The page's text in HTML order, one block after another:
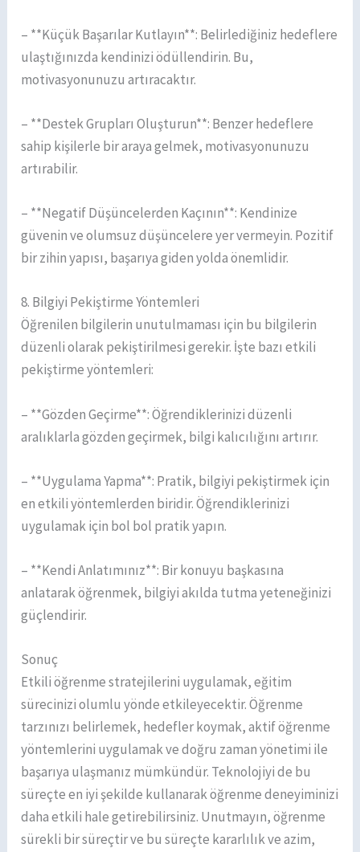
– **Küçük Başarılar Kutlayın**: Belirlediğiniz hedeflere
ulaştığınızda kendinizi ödüllendirin. Bu,
motivasyonunuzu artıracaktır.
– **Destek Grupları Oluşturun**: Benzer hedeflere
sahip kişilerle bir araya gelmek, motivasyonunuzu
artırabilir.
– **Negatif Düşüncelerden Kaçının**: Kendinize
güvenin ve olumsuz düşüncelere yer vermeyin. Pozitif
bir zihin yapısı, başarıya giden yolda önemlidir.
8. Bilgiyi Pekiştirme Yöntemleri
Öğrenilen bilgilerin unutulmaması için bu bilgilerin
düzenli olarak pekiştirilmesi gerekir. İşte bazı etkili
pekiştirme yöntemleri:
– **Gözden Geçirme**: Öğrendiklerinizi düzenli
aralıklarla gözden geçirmek, bilgi kalıcılığını artırır.
– **Uygulama Yapma**: Pratik, bilgiyi pekiştirmek için
en etkili yöntemlerden biridir. Öğrendiklerinizi
uygulamak için bol bol pratik yapın.
– **Kendi Anlatımınız**: Bir konuyu başkasına
anlatarak öğrenmek, bilgiyi akılda tutma yeteneğinizi
güçlendirir.
Sonuç
Etkili öğrenme stratejilerini uygulamak, eğitim
sürecinizi olumlu yönde etkileyecektir. Öğrenme
tarzınızı belirlemek, hedefler koymak, aktif öğrenme
yöntemlerini uygulamak ve doğru zaman yönetimi ile
başarıya ulaşmanız mümkündür. Teknolojiyi de bu
süreçte en iyi şekilde kullanarak öğrenme deneyiminizi
daha etkili hale getirebilirsiniz. Unutmayın, öğrenme
sürekli bir süreçtir ve bu süreçte kararlılık ve azim,